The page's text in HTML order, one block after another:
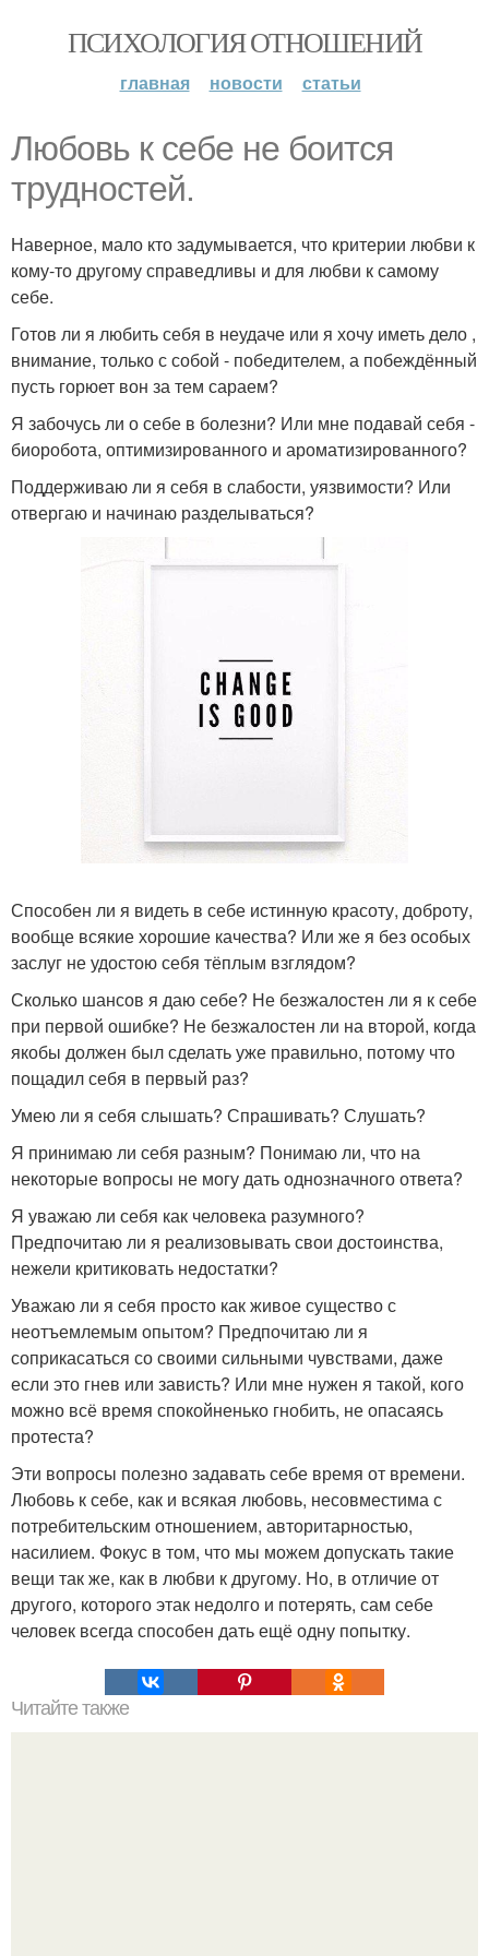
ПСИХОЛОГИЯ ОТНОШЕНИЙ
главная новости статьи
Любовь к себе не боится
трудностей.
Наверное, мало кто задумывается, что критерии любви к
кому-то другому справедливы и для любви к самому
себе.
Готов ли я любить себя в неудаче или я хочу иметь дело ,
внимание, только с собой - победителем, а побеждённый
пусть горюет вон за тем сараем?
Я забочусь ли о себе в болезни? Или мне подавай себя -
биоробота, оптимизированного и ароматизированного?
Поддерживаю ли я себя в слабости, уязвимости? Или
отвергаю и начинаю разделываться?
Способен ли я видеть в себе истинную красоту, доброту,
вообще всякие хорошие качества? Или же я без особых
заслуг не удостою себя тёплым взглядом?
Сколько шансов я даю себе? Не безжалостен ли я к себе
при первой ошибке? Не безжалостен ли на второй, когда
якобы должен был сделать уже правильно, потому что
пощадил себя в первый раз?
Умею ли я себя слышать? Спрашивать? Слушать?
Я принимаю ли себя разным? Понимаю ли, что на
некоторые вопросы не могу дать однозначного ответа?
Я уважаю ли себя как человека разумного?
Предпочитаю ли я реализовывать свои достоинства,
нежели критиковать недостатки?
Уважаю ли я себя просто как живое существо с
неотъемлемым опытом? Предпочитаю ли я
соприкасаться со своими сильными чувствами, даже
если это гнев или зависть? Или мне нужен я такой, кого
можно всё время спокойненько гнобить, не опасаясь
протеста?
Эти вопросы полезно задавать себе время от времени.
Любовь к себе, как и всякая любовь, несовместима с
потребительским отношением, авторитарностью,
насилием. Фокус в том, что мы можем допускать такие
вещи так же, как в любви к другому. Но, в отличие от
другого, которого этак недолго и потерять, сам себе
человек всегда способен дать ещё одну попытку.
Читайте также